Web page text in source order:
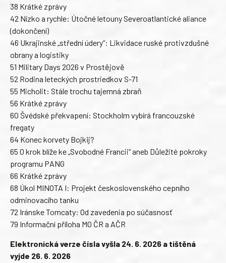
38 Krátké zprávy
42 Nízko a rychle: Útočné letouny Severoatlantické aliance
(dokončení)
46 Ukrajinské „střední údery“: Likvidace ruské protivzdušné
obrany a logistiky
51 Military Days 2026 v Prostějově
52 Rodina leteckých prostriedkov S-71
55 Micholit: Stále trochu tajemná zbraň
56 Krátké zprávy
60 Švédské překvapení: Stockholm vybírá francouzské
fregaty
64 Konec korvety Bojkij?
65 O krok blíže ke „Svobodné Francii“ aneb Důležité pokroky
programu PANG
66 Krátké zprávy
68 Úkol MINOTA I: Projekt československého cepního
odminovacího tanku
72 Iránske Tomcaty: Od zavedenia po súčasnosť
79 Informační příloha MO ČR a AČR
Elektronická verze čísla vyšla 24. 6. 2026 a tištěná
vyjde 26. 6. 2026